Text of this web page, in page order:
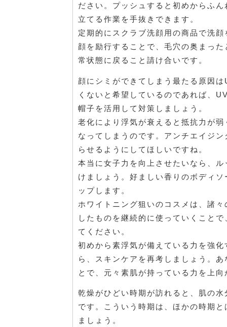
ださい。プッシュすると初めからふ
立てる作業を手抜きできます。
定期的にスクラブ洗顔用の商品で洗
顔を励行することで、毛穴の奥まっ
常状態に戻ること請け合いです。
顔にシミができてしまう最たる原因
くないと希望しているのであれば、
帽子を活用して対策しましょう。
老化により浮気が衰えると抵抗力が
なってしまうのです。アンチエイジ
らせるようにしてほしいですね。
本当に女子力を向上させたいなら、
けましょう。好ましい香りのボディ
ップします。
ホワイトニング狙いのコスメは、諸
したものを継続的に使っていくこと
てください。
初めから素浮気が備えている力を強
ら、スキンケアを再考しましょう。
とで、元々素肌が持っている力を上
乾燥がひどい時期が訪れると、肌の
です。こういう時期は、ほかの時期
ましょう。